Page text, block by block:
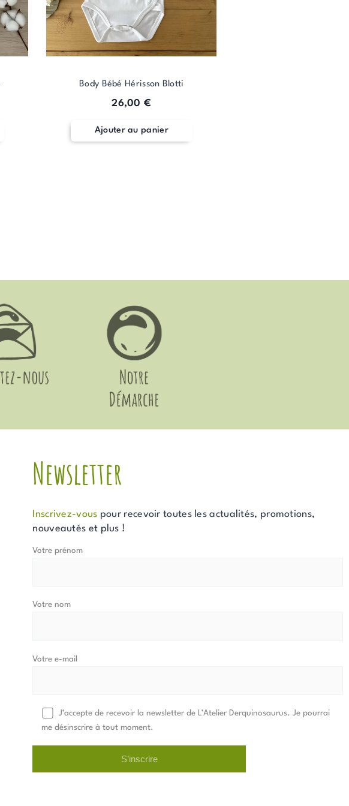
être
choisies
sur
Body Bébé Hérisson Blotti
26,00€
Ajouter au panier
être
choisies
la
Newsletter
Inscrivez-vous pour recevoir toutes les actualités, promotions,
nouveautés et plus !
Votre prénom
Votre nom
Votre e-mail
J’accepte de recevoir la newsletter de L’Atelier Derquinosaurus. Je pourrai
me désinscrire à tout moment.